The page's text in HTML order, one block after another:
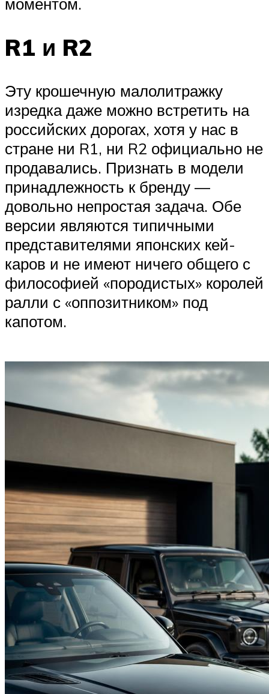
моментом.
R1 и R2
Эту крошечную малолитражку
изредка даже можно встретить на
российских дорогах, хотя у нас в
стране ни R1, ни R2 официально не
продавались. Признать в модели
принадлежность к бренду —
довольно непростая задача. Обе
версии являются типичными
представителями японских кей-
каров и не имеют ничего общего с
философией «породистых» королей
ралли с «оппозитником» под
капотом.